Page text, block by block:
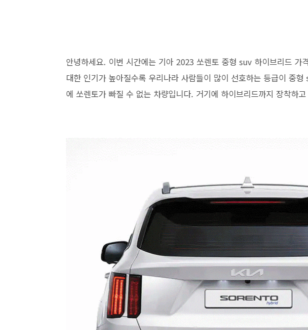
안녕하세요. 이번 시간에는 기아 2023 쏘렌토 중형 suv 하이브리드 가
대한 인기가 높아질수록 우리나라 사람들이 많이 선호하는 등급이 중
에 쏘렌토가 빠질 수 없는 차량입니다. 거기에 하이브리드까지 장착하